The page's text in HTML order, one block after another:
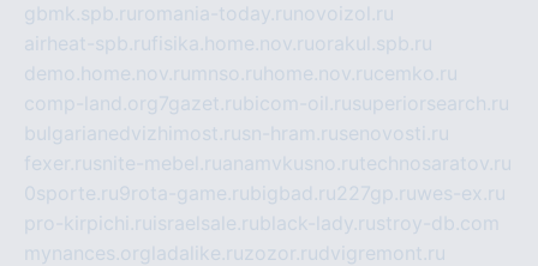
gbmk.spb.ru romania-today.ru novoizol.ru
airheat-spb.rufisika.home.nov.ruorakul.spb.ru
demo.home.nov.ru mnso.ru home.nov.rucemko.ru
comp-land.org 7gazet.rubicom-oil.rusuperiorsearch.ru
bulgarianedvizhimost.rusn-hram.rusenovosti.ru
fexer.rusnite-mebel.ruanamvkusno.rutechnosaratov.ru
0sporte.ru9rota-game.rubigbad.ru227gp.ruwes-ex.ru
pro-kirpichi.ru israelsale.rublack-lady.rustroy-db.com
mynances.org ladalike.ruzozor.rudvigremont.ru